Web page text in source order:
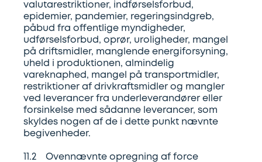
valutarestriktioner, indførselsforbud,
epidemier, pandemier, regeringsindgreb,
påbud fra offentlige myndigheder,
udførselsforbud, oprør, uroligheder, mangel
på driftsmidler, manglende energiforsyning,
uheld i produktionen, almindelig
vareknaphed, mangel på transportmidler,
restriktioner af drivkraftsmidler og mangler
ved leverancer fra underleverandører eller
forsinkelse med sådanne leverancer, som
skyldes nogen af de i dette punkt nævnte
begivenheder.
11.2 Ovennævnte opregning af force